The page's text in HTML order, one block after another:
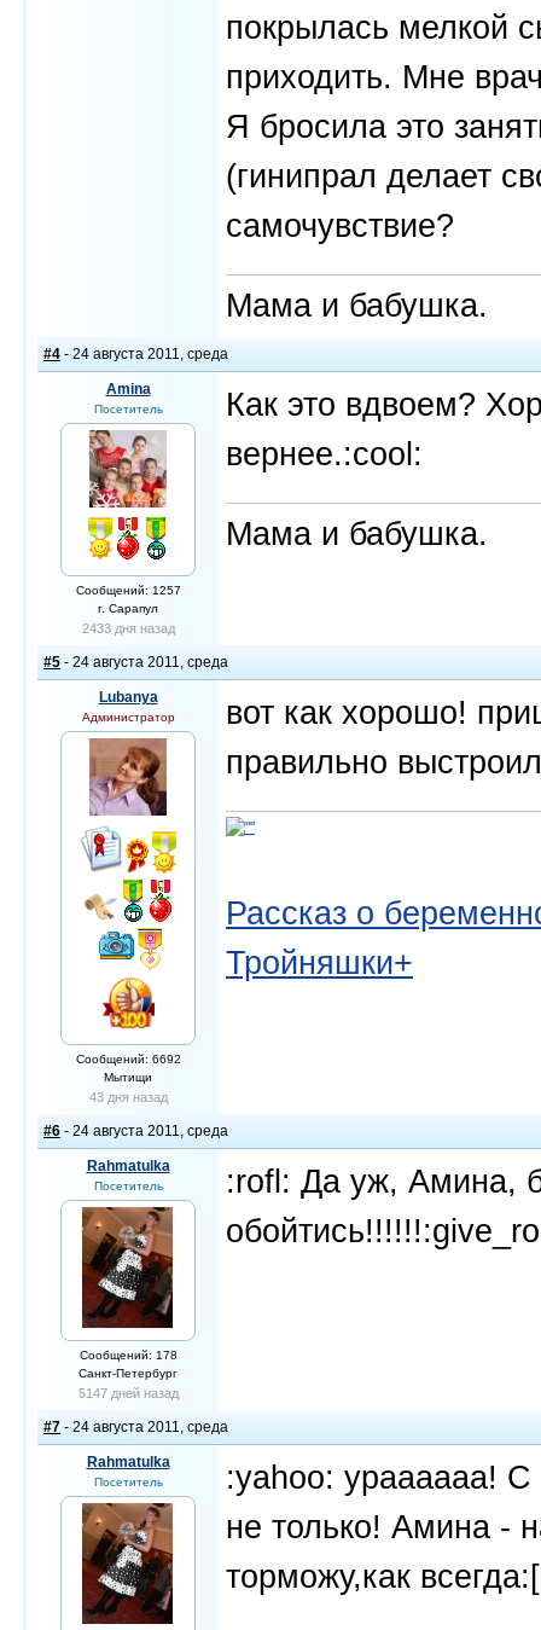
покрылась мелкой
приходить. Мне
Я бросила это
(гинипрал делает
самочувствие?
Мама и бабушка.
#4 - 24 августа 2011, среда
Amina
Посетитель
Сообщений: 1257
г. Сарапул
2433 дня назад
Как это вдвоем?
вернее.:cool:
Мама и бабушка.
#5 - 24 августа 2011, среда
Lubanya
Администратор
Сообщений: 6692
Мытищи
43 дня назад
вот как хорошо!
правильно
Рассказ о
Тройняшки+
#6 - 24 августа 2011, среда
Rahmatulka
Посетитель
Сообщений: 178
Санкт-Петербург
5147 дней назад
:rofl: Да уж, Амина,
#7 - 24 августа 2011, среда
Rahmatulka
Посетитель
:yahoo: ураааааа!
не только! Амина -
торможу,как всегда:[